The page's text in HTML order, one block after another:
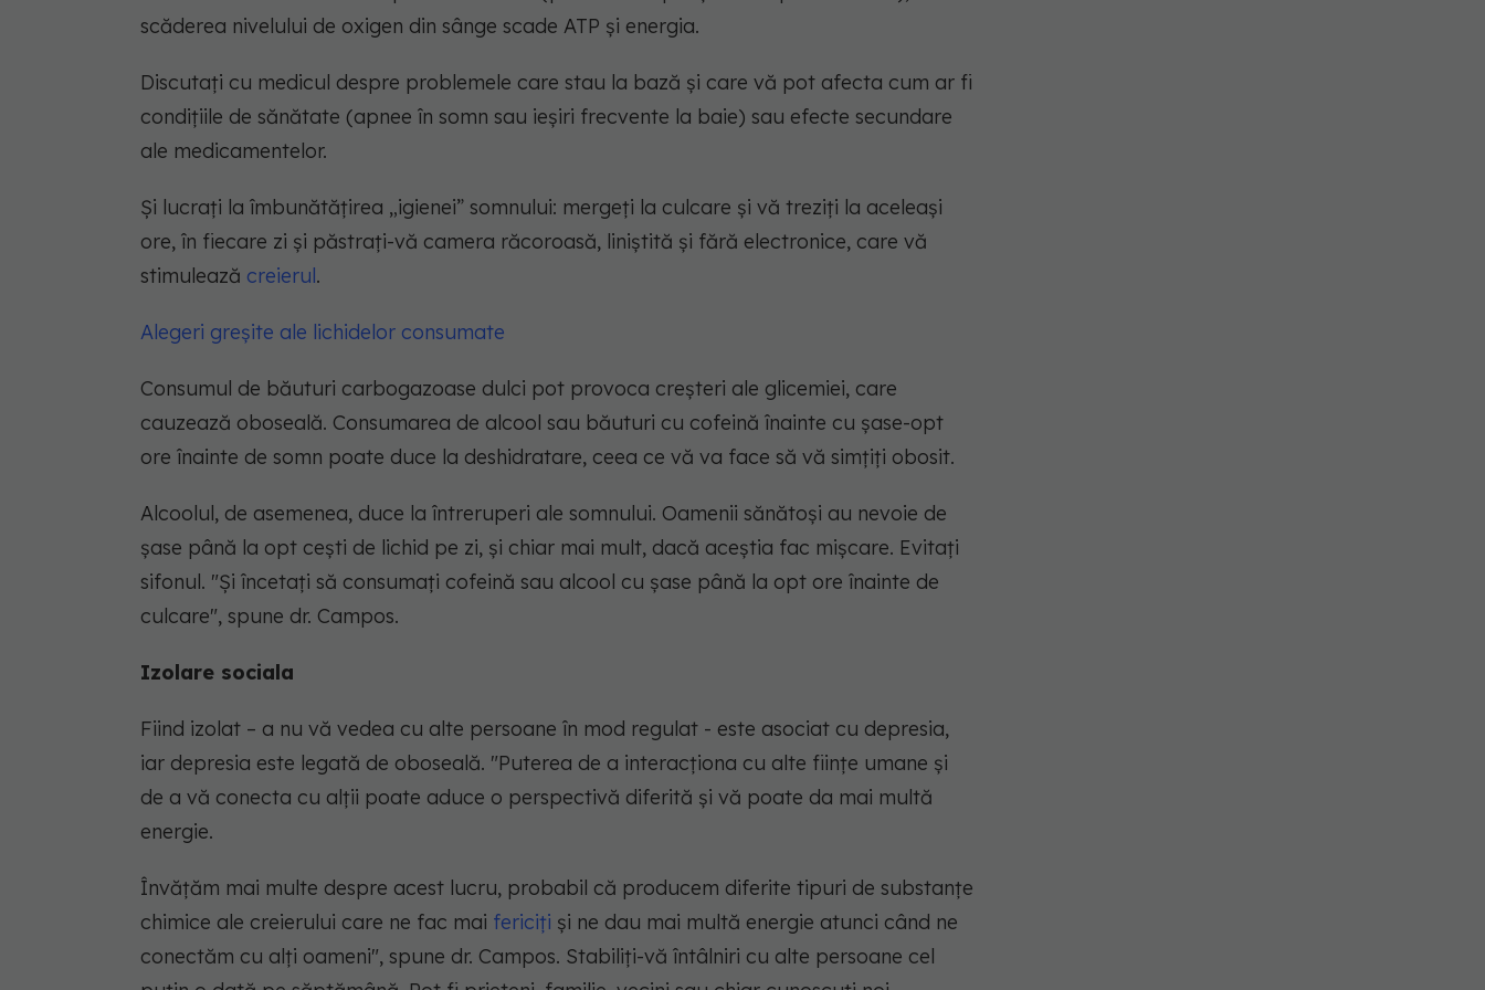
scăderea nivelului de oxigen din sânge scade ATP și energia.
Discutați cu medicul despre problemele care stau la bază și care vă pot afecta cum ar fi
condițiile de sănătate (apnee în somn sau ieșiri frecvente la baie) sau efecte secundare
ale medicamentelor.
Și lucrați la îmbunătățirea „igienei” somnului: mergeți la culcare și vă treziți la aceleași
ore, în fiecare zi și păstrați-vă camera răcoroasă, liniștită și fără electronice, care vă
stimulează creierul.
Alegeri greșite ale lichidelor consumate
Consumul de băuturi carbogazoase dulci pot provoca creșteri ale glicemiei, care
cauzează oboseală. Consumarea de alcool sau băuturi cu cofeină înainte cu șase-opt
ore înainte de somn poate duce la deshidratare, ceea ce vă va face să vă simțiți obosit.
Alcoolul, de asemenea, duce la întreruperi ale somnului. Oamenii sănătoși au nevoie de
șase până la opt cești de lichid pe zi, și chiar mai mult, dacă aceștia fac mișcare. Evitați
sifonul. "Și încetați să consumați cofeină sau alcool cu șase până la opt ore înainte de
culcare", spune dr. Campos.
Izolare sociala
Fiind izolat – a nu vă vedea cu alte persoane în mod regulat - este asociat cu depresia,
iar depresia este legată de oboseală. "Puterea de a interacționa cu alte ființe umane și
de a vă conecta cu alții poate aduce o perspectivă diferită și vă poate da mai multă
energie.
Învățăm mai multe despre acest lucru, probabil că producem diferite tipuri de substanțe
chimice ale creierului care ne fac mai fericiți și ne dau mai multă energie atunci când ne
conectăm cu alți oameni", spune dr. Campos. Stabiliți-vă întâlniri cu alte persoane cel